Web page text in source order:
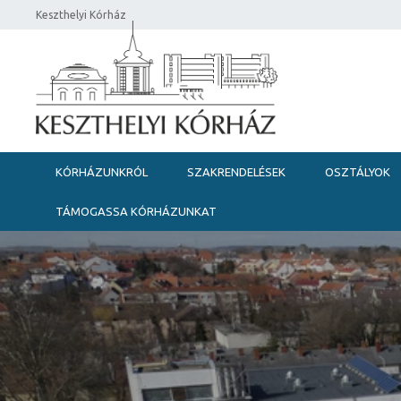
Keszthelyi Kórház
KÓRHÁZUNKRÓL SZAKRENDELÉSEK OSZTÁLYOK
TÁMOGASSA KÓRHÁZUNKAT